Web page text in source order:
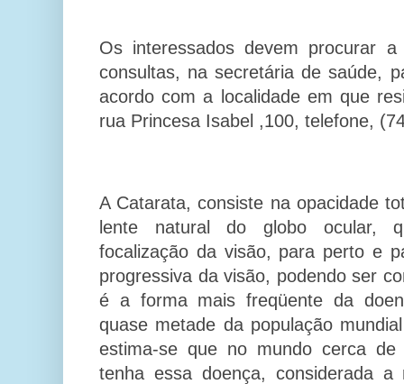
Os interessados devem procurar
consultas, na secretária de saúde,
acordo com a localidade em que
rua Princesa Isabel ,100, telefone,
A Catarata, consiste na opacidade
lente natural do globo ocular,
focalização da visão, para perto e
progressiva da visão, podendo ser
é a forma mais freqüente da
quase metade da população
estima-se que no mundo cerca
tenha essa doença, considerada